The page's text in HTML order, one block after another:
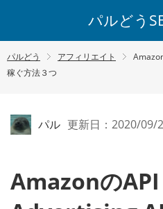
パルどう
パルどう アフィリエイト
稼ぐ方法３つ
パル 更新日：2020/09/
Amazonの